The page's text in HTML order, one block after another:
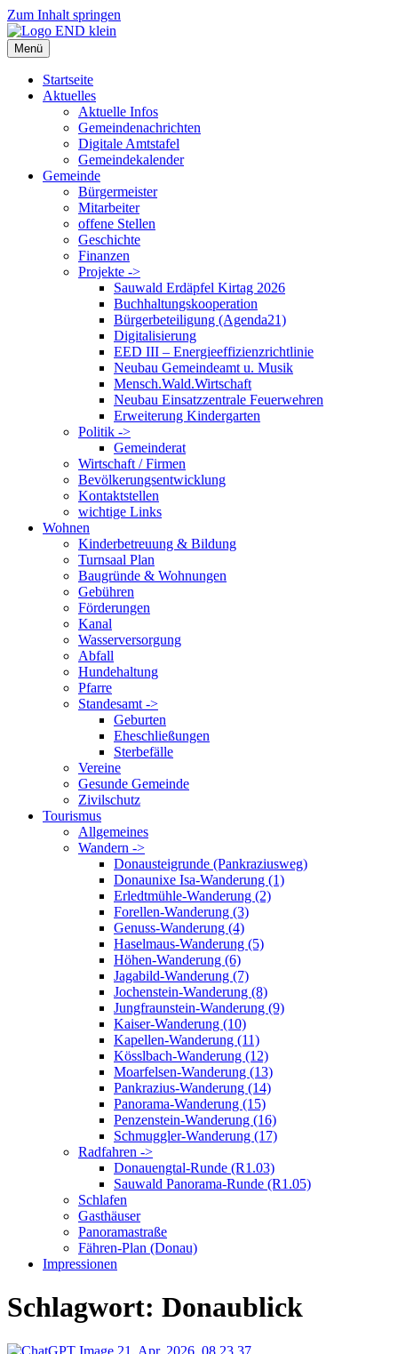
Zum Inhalt springen
Menü
Startseite
Aktuelles
Aktuelle Infos
Gemeindenachrichten
Digitale Amtstafel
Gemeindekalender
Gemeinde
Bürgermeister
Mitarbeiter
offene Stellen
Geschichte
Finanzen
Projekte ->
Sauwald Erdäpfel Kirtag 2026
Buchhaltungskooperation
Bürgerbeteiligung (Agenda21)
Digitalisierung
EED III – Energieeffizienzrichtlinie
Neubau Gemeindeamt u. Musik
Mensch.Wald.Wirtschaft
Neubau Einsatzzentrale Feuerwehren
Erweiterung Kindergarten
Politik ->
Gemeinderat
Wirtschaft / Firmen
Bevölkerungsentwicklung
Kontaktstellen
wichtige Links
Wohnen
Kinderbetreuung & Bildung
Turnsaal Plan
Baugründe & Wohnungen
Gebühren
Förderungen
Kanal
Wasserversorgung
Abfall
Hundehaltung
Pfarre
Standesamt ->
Geburten
Eheschließungen
Sterbefälle
Vereine
Gesunde Gemeinde
Zivilschutz
Tourismus
Allgemeines
Wandern ->
Donausteigrunde (Pankraziusweg)
Donaunixe Isa-Wanderung (1)
Erledtmühle-Wanderung (2)
Forellen-Wanderung (3)
Genuss-Wanderung (4)
Haselmaus-Wanderung (5)
Höhen-Wanderung (6)
Jagabild-Wanderung (7)
Jochenstein-Wanderung (8)
Jungfraunstein-Wanderung (9)
Kaiser-Wanderung (10)
Kapellen-Wanderung (11)
Kösslbach-Wanderung (12)
Moarfelsen-Wanderung (13)
Pankrazius-Wanderung (14)
Panorama-Wanderung (15)
Penzenstein-Wanderung (16)
Schmuggler-Wanderung (17)
Radfahren ->
Donauengtal-Runde (R1.03)
Sauwald Panorama-Runde (R1.05)
Schlafen
Gasthäuser
Panoramastraße
Fähren-Plan (Donau)
Impressionen
Schlagwort: Donaublick